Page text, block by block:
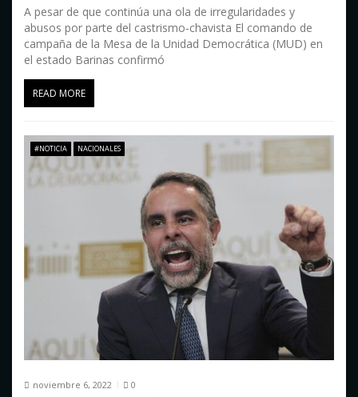
A pesar de que continúa una ola de irregularidades y
abusos por parte del castrismo-chavista El comando de
campaña de la Mesa de la Unidad Democrática (MUD) en
el estado Barinas confirmó
READ MORE
#NOTICIA NACIONALES
noviembre 6, 2022 0